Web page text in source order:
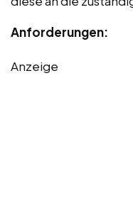
Anforderungen:
Anzeige